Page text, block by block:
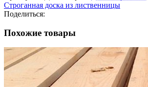
Строганная доска из лиственницы
Поделиться:
Похожие товары